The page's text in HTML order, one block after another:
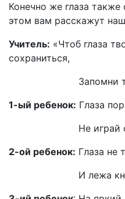
Конечно же глаза
этом вам расскажут
Учитель: «Чтоб глаза
сохраниться,
Запомни ты
1-ый ребенок: Глаза
Не играй с
2-ой ребенок: Глаза не
И лежа книгу